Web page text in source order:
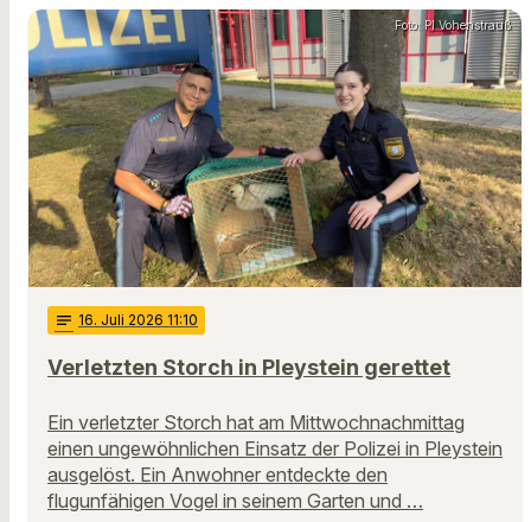
Foto: PI Vohenstrauß
notes 16. Juli 2026 11:10
Verletzten Storch in Pleystein gerettet
Ein verletzter Storch hat am Mittwochnachmittag
einen ungewöhnlichen Einsatz der Polizei in Pleystein
ausgelöst. Ein Anwohner entdeckte den
flugunfähigen Vogel in seinem Garten und …